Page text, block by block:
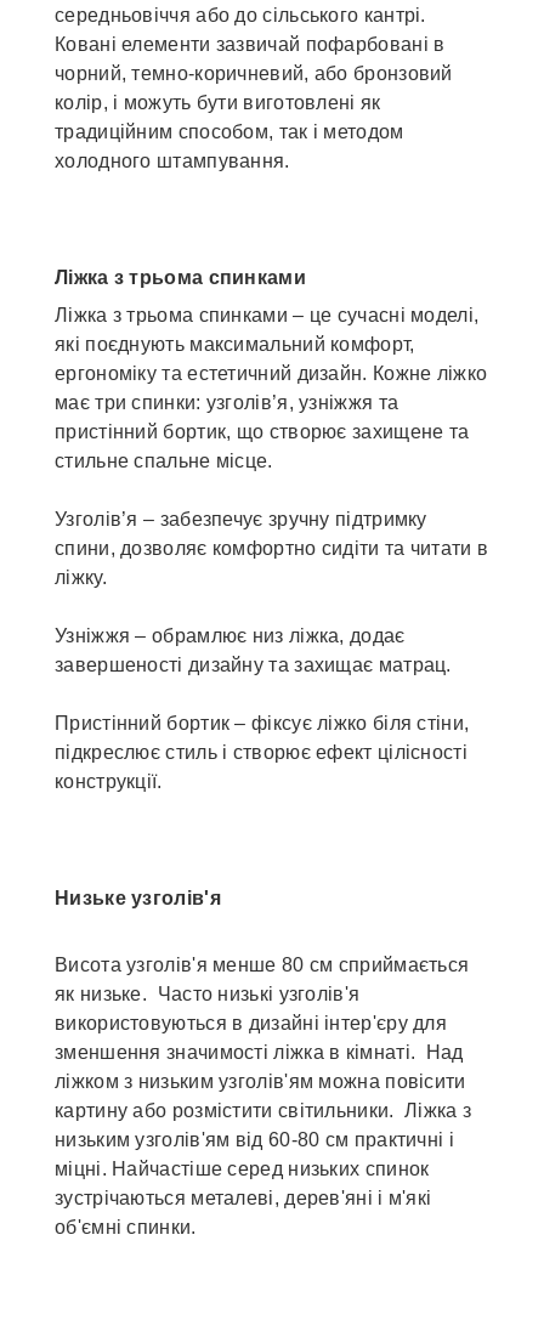
середньовіччя або до сільського кантрі.
Ковані елементи зазвичай пофарбовані в
чорний, темно-коричневий, або бронзовий
колір, і можуть бути виготовлені як
традиційним способом, так і методом
холодного штампування.
Ліжка з трьома спинками
Ліжка з трьома спинками – це сучасні моделі,
які поєднують максимальний комфорт,
ергономіку та естетичний дизайн. Кожне ліжко
має три спинки: узголів’я, узніжжя та
пристінний бортик, що створює захищене та
стильне спальне місце.
Узголів’я – забезпечує зручну підтримку
спини, дозволяє комфортно сидіти та читати в
ліжку.
Узніжжя – обрамлює низ ліжка, додає
завершеності дизайну та захищає матрац.
Пристінний бортик – фіксує ліжко біля стіни,
підкреслює стиль і створює ефект цілісності
конструкції.
Низьке узголів'я
Висота узголів'я менше 80 см сприймається
як низьке. Часто низькі узголів'я
використовуються в дизайні інтер'єру для
зменшення значимості ліжка в кімнаті. Над
ліжком з низьким узголів'ям можна повісити
картину або розмістити світильники. Ліжка з
низьким узголів'ям від 60-80 см практичні і
міцні. Найчастіше серед низьких спинок
зустрічаються металеві, дерев'яні і м'які
об'ємні спинки.